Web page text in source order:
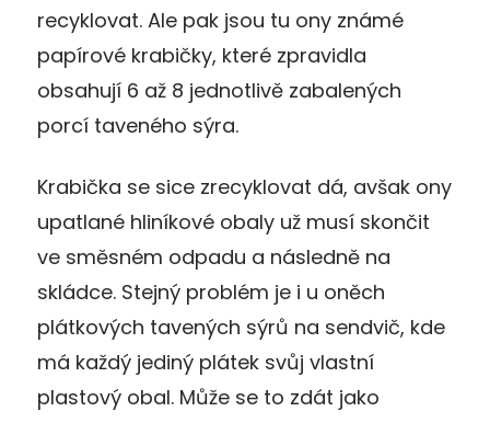
recyklovat. Ale pak jsou tu ony známé
papírové krabičky, které zpravidla
obsahují 6 až 8 jednotlivě zabalených
porcí taveného sýra.
Krabička se sice zrecyklovat dá, avšak ony
upatlané hliníkové obaly už musí skončit
ve směsném odpadu a následně na
skládce. Stejný problém je i u oněch
plátkových tavených sýrů na sendvič, kde
má každý jediný plátek svůj vlastní
plastový obal. Může se to zdát jako